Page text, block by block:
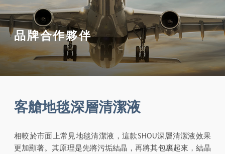
品牌合作夥伴
客艙地毯深層清潔液
相較於市面上常見地毯清潔液，這款SHOU深層清潔液效果
更加顯著。其原理是先將污垢結晶，再將其包裹起來，結晶